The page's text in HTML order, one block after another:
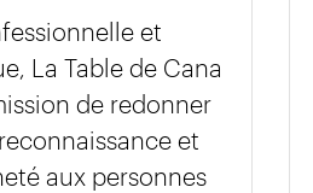
et
La Table de Cana
de redonner
et
aux personnes